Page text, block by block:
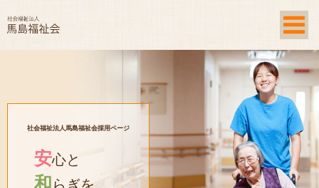
馬島福祉会
社会福祉法人馬島福祉会採用ページ
安心と
和 らぎを